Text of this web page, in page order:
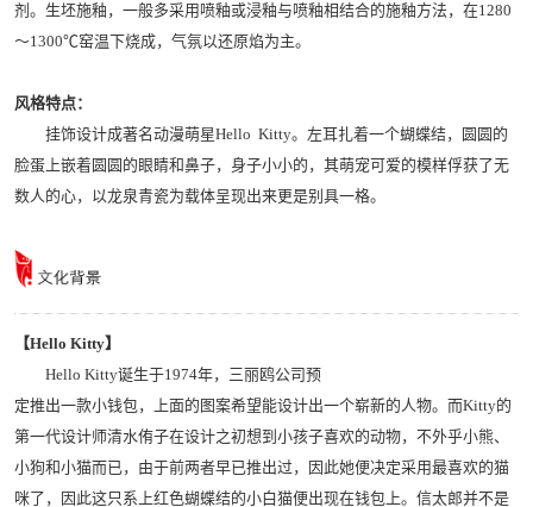
剂。生坯施釉，一般多采用喷釉或浸釉与喷釉相结合的施釉方法，在1280
～1300℃窑温下烧成，气氛以还原焰为主。
风格特点：
挂饰设计成著名动漫萌星Hello Kitty。左耳扎着一个蝴蝶结，圆圆的
脸蛋上嵌着圆圆的眼睛和鼻子，身子小小的，其萌宠可爱的模样俘获了无
数人的心，以龙泉青瓷为载体呈现出来更是别具一格。
【Hello Kitty】
Hello Kitty诞生于1974年，三丽鸥公司预
定推出一款小钱包，上面的图案希望能设计出一个崭新的人物。而Kitty的
第一代设计师清水侑子在设计之初想到小孩子喜欢的动物，不外乎小熊、
小狗和小猫而已，由于前两者早已推出过，因此她便决定采用最喜欢的猫
咪了，因此这只系上红色蝴蝶结的小白猫便出现在钱包上。信太郎并不是